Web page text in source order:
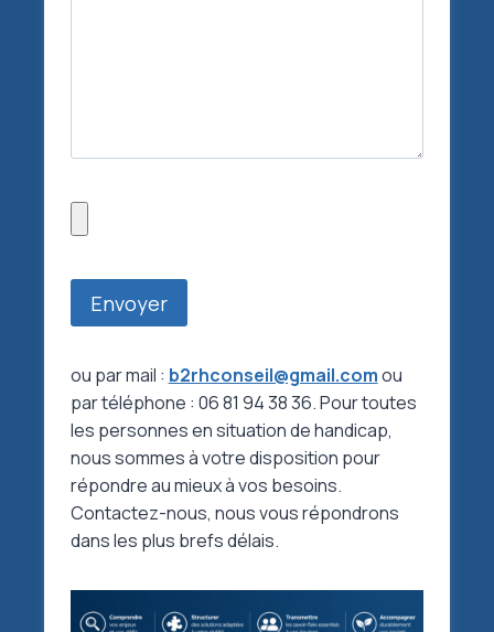
ou par mail : b2rhconseil@gmail.comou
par téléphone : 06 81 94 38 36. Pour toutes
les personnes en situation de handicap,
nous sommes à votre disposition pour
répondre au mieux à vos besoins.
Contactez-nous, nous vous répondrons
dans les plus brefs délais.